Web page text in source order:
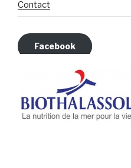
Contact
Facebook